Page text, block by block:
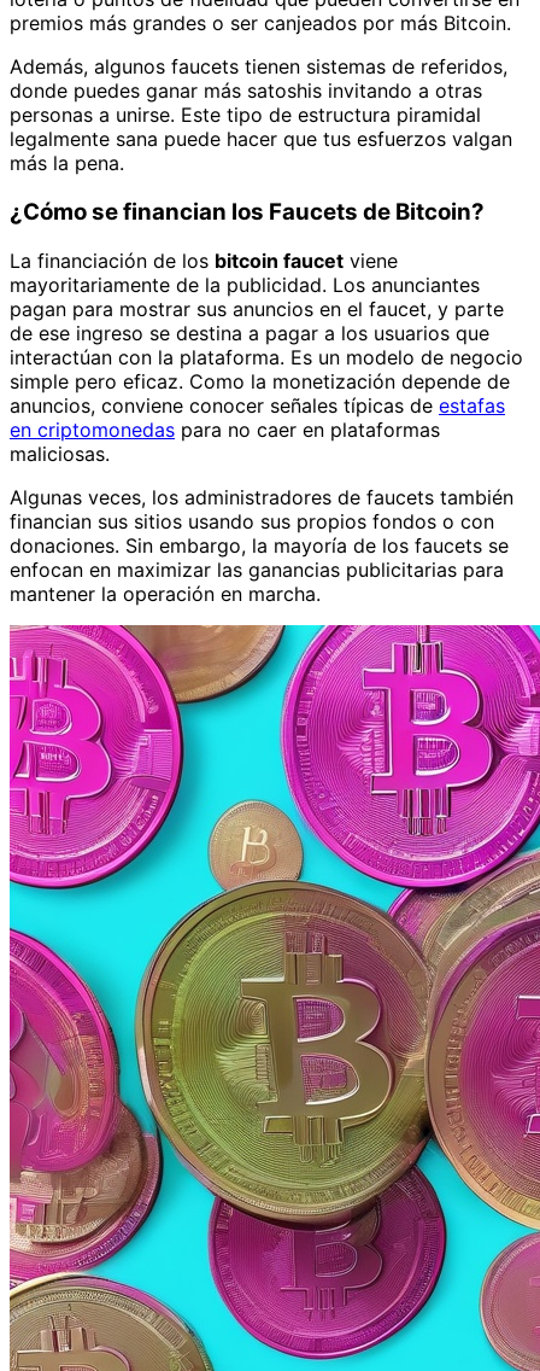
premios más grandes o ser canjeados por más Bitcoin.
Además, algunos faucets tienen sistemas de referidos,
donde puedes ganar más satoshis invitando a otras
personas a unirse. Este tipo de estructura piramidal
legalmente sana puede hacer que tus esfuerzos valgan
más la pena.
¿Cómo se financian los Faucets de Bitcoin?
La financiación de los bitcoin faucet viene
mayoritariamente de la publicidad. Los anunciantes
pagan para mostrar sus anuncios en el faucet, y parte
de ese ingreso se destina a pagar a los usuarios que
interactúan con la plataforma. Es un modelo de negocio
simple pero eficaz. Como la monetización depende de
anuncios, conviene conocer señales típicas de estafas
en criptomonedas para no caer en plataformas
maliciosas.
Algunas veces, los administradores de faucets también
financian sus sitios usando sus propios fondos o con
donaciones. Sin embargo, la mayoría de los faucets se
enfocan en maximizar las ganancias publicitarias para
mantener la operación en marcha.